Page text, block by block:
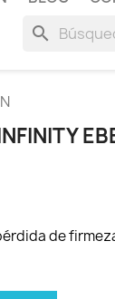
search
de